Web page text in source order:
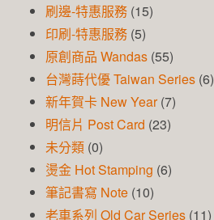
刷邊-特惠服務 (15)
印刷-特惠服務 (5)
原創商品 Wandas (55)
台灣蒔代優 Taiwan Series (6)
新年賀卡 New Year (7)
明信片 Post Card (23)
未分類 (0)
燙金 Hot Stamping (6)
筆記書寫 Note (10)
老車系列 Old Car Series (11)